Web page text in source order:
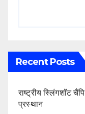
Recent Posts
राष्ट्रीय स्लिंगशॉट
प्रस्थान